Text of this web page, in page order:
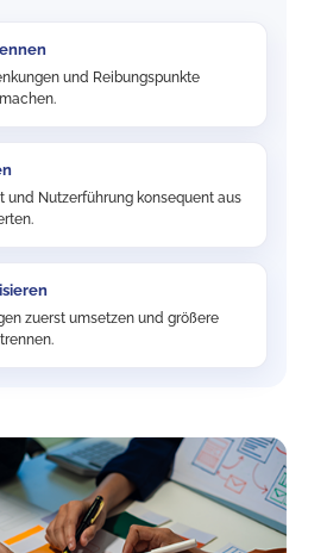
und Reibungspunkte
und Nutzerführung konsequent aus
zuerst umsetzen und größere